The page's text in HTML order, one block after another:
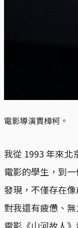
電影導演賈樟柯。
我從 1993 年來北
電影的學生，到
發現，不僅存在
對我還有疲憊、